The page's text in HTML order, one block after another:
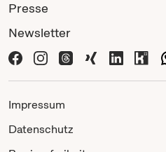
Presse
Newsletter
Impressum
Datenschutz